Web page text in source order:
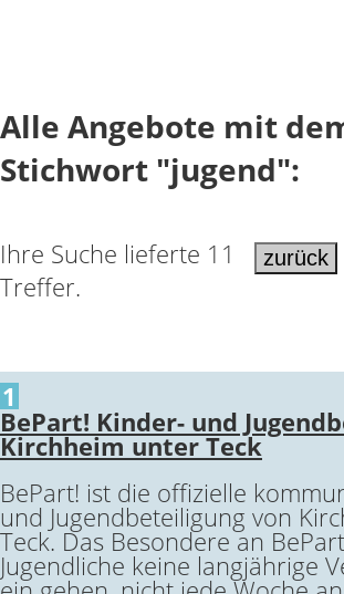
Alle Angebote mit
Stichwort "jugend":
Ihre Suche lieferte 11
Treffer.
1
BePart! Kinder- und
Kirchheim unter Teck
BePart! ist die offizielle
und Jugendbeteiligung von
Teck. Das Besondere an
Jugendliche keine langjährige